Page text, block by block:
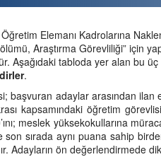
Elemanı Kadrolarına
Araştırma Görevliliği” için
Aşağıdaki tabloda yer alan bu üç
.
başvuran adaylar arasından
kapsamındaki öğretim
meslek yüksekokullarına
sırada aynı puana sahip
Adayların ön